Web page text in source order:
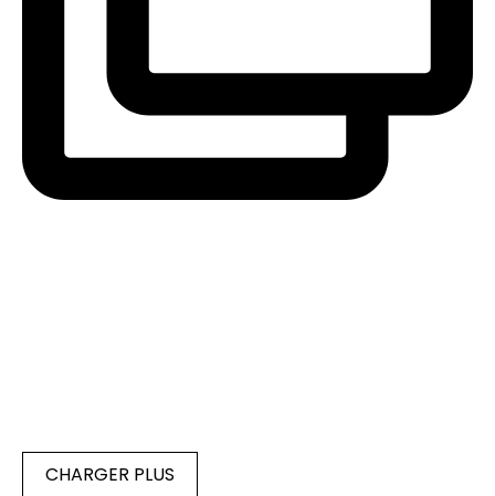
CHARGER PLUS